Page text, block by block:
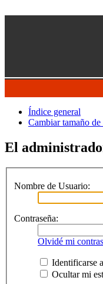
Índice general
Cambiar tamaño
El
Nombre de Usuario:
Contraseña:
Olvidé mi
Identificarse
Ocultar mi